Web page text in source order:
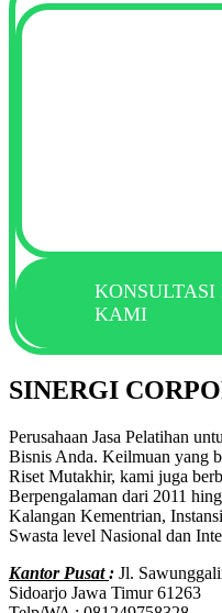
KAMI
SINERGI
Perusahaan Jasa Pelatihan
Bisnis Anda. Keilmuan yang
Riset Mutakhir, kami juga
Berpengalaman dari 2011
Kalangan Kementrian,
Swasta level Nasional dan
Kantor Pusat: Jl.
Sidoarjo Jawa Timur 61263